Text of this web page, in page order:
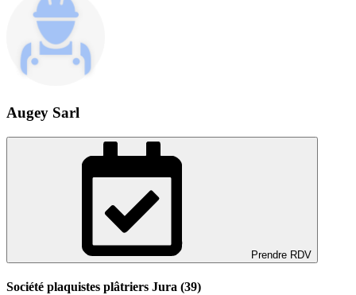
Augey Sarl
Prendre RDV
Société plaquistes plâtriers Jura (39)